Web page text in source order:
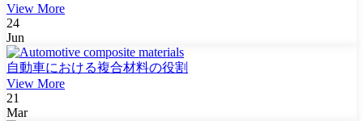
View More
24
Jun
自動車における複合材料の役割
View More
21
Mar